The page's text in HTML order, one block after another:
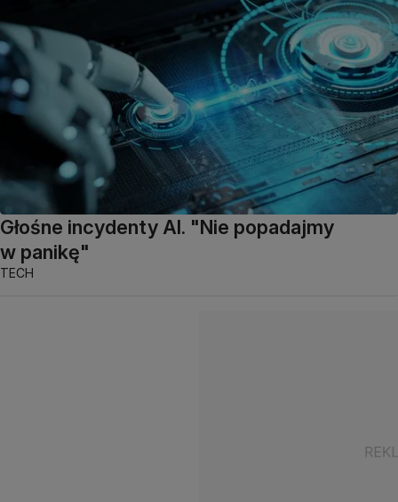
Głośne incydenty AI. "Nie popadajmy
w panikę"
TECH